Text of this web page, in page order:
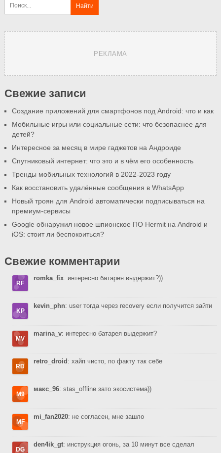
РЕКЛАМА
Свежие записи
Создание приложений для смартфонов под Android: что и как
Мобильные игры или социальные сети: что безопаснее для
детей?
Интересное за месяц в мире гаджетов на Андроиде
Спутниковый интернет: что это и в чём его особенность
Тренды мобильных технологий в 2022-2023 году
Как восстановить удалённые сообщения в WhatsApp
Новый троян для Android автоматически подписываться на
премиум-сервисы
Google обнаружил новое шпионское ПО Hermit на Android и
iOS: стоит ли беспокоиться?
Свежие комментарии
romka_fix: интересно батарея выдержит?))
kevin_phn: user тогда через recovery если получится зайти
marina_v: интересно батарея выдержит?
retro_droid : хайп чисто, по факту так себе
макс_96: stas_offline зато экосистема))
mi_fan2020: не согласен, мне зашло
den4ik_gt: инструкция огонь, за 10 минут все сделал